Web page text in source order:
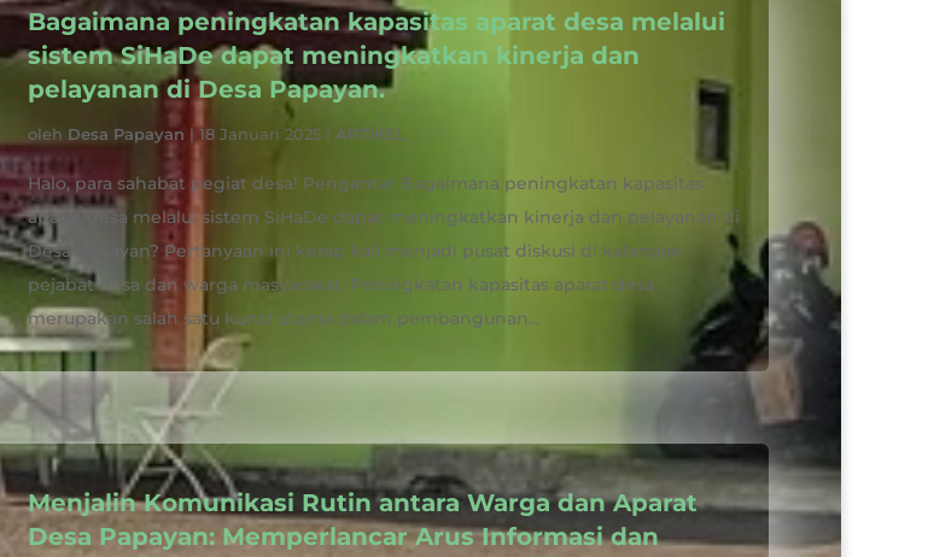
Bagaimana peningkatan kapasitas aparat desa melalui
sistem SiHaDe dapat meningkatkan kinerja dan
pelayanan di Desa Papayan.
oleh Desa Papayan | 18 Januari 2025 | ARTIKEL
Halo, para sahabat pegiat desa! Pengantar Bagaimana peningkatan kapasitas
aparat desa melalui sistem SiHaDe dapat meningkatkan kinerja dan pelayanan di
Desa Papayan? Pertanyaan ini kerap kali menjadi pusat diskusi di kalangan
pejabat desa dan warga masyarakat. Peningkatan kapasitas aparat desa
merupakan salah satu kunci utama dalam pembangunan...
Menjalin Komunikasi Rutin antara Warga dan Aparat
Desa Papayan: Memperlancar Arus Informasi dan